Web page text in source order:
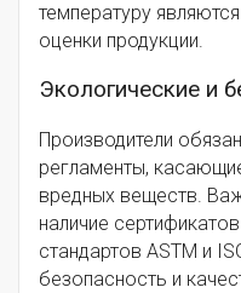
температуру
оценки продукции.
Экологические и
Производители
регламенты,
вредных веществ.
наличие
стандартов ASTM и
безопасность и